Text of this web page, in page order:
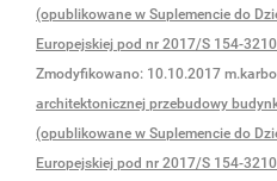
(opublikowane w Suplemencie do
Europejskiej pod nr 2017/S 154-
Zmodyfikowano: 10.10.2017
architektonicznej przebudowy
(opublikowane w Suplemencie do
Europejskiej pod nr 2017/S 154-